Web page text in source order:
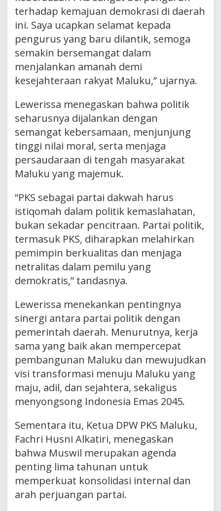
terhadap kemajuan demokrasi di daerah
ini. Saya ucapkan selamat kepada
pengurus yang baru dilantik, semoga
semakin bersemangat dalam
menjalankan amanah demi
kesejahteraan rakyat Maluku,” ujarnya.
Lewerissa menegaskan bahwa politik
seharusnya dijalankan dengan
semangat kebersamaan, menjunjung
tinggi nilai moral, serta menjaga
persaudaraan di tengah masyarakat
Maluku yang majemuk.
“PKS sebagai partai dakwah harus
istiqomah dalam politik kemaslahatan,
bukan sekadar pencitraan. Partai politik,
termasuk PKS, diharapkan melahirkan
pemimpin berkualitas dan menjaga
netralitas dalam pemilu yang
demokratis,” tandasnya.
Lewerissa menekankan pentingnya
sinergi antara partai politik dengan
pemerintah daerah. Menurutnya, kerja
sama yang baik akan mempercepat
pembangunan Maluku dan mewujudkan
visi transformasi menuju Maluku yang
maju, adil, dan sejahtera, sekaligus
menyongsong Indonesia Emas 2045.
Sementara itu, Ketua DPW PKS Maluku,
Fachri Husni Alkatiri, menegaskan
bahwa Muswil merupakan agenda
penting lima tahunan untuk
memperkuat konsolidasi internal dan
arah perjuangan partai.